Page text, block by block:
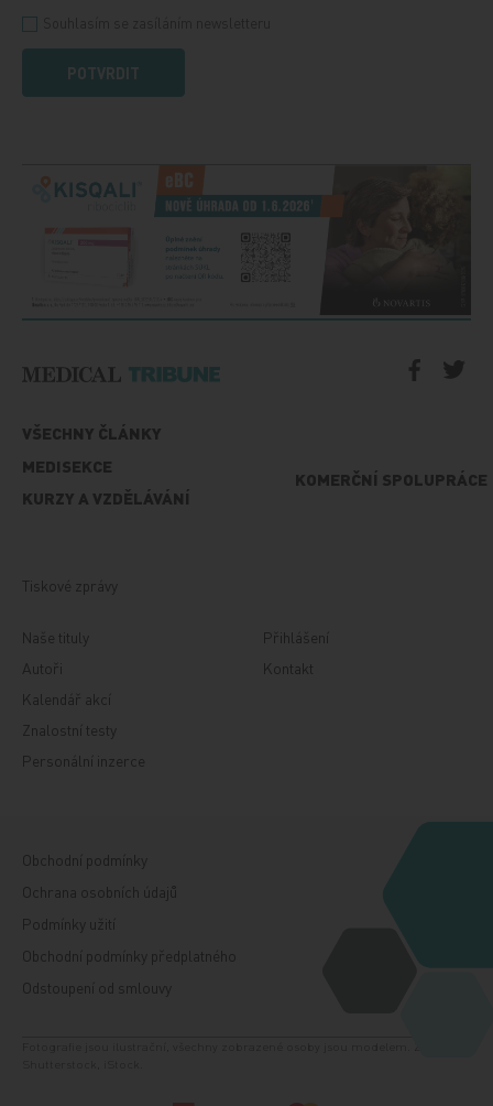
POTVRDIT
VŠECHNY ČLÁNKY
MEDISEKCE
KURZY A VZDĚLÁVÁNÍ
KOMERČNÍ SPOLUPRÁCE
Tiskové zprávy
Naše tituly
Autoři
Kalendář akcí
Znalostní testy
Personální inzerce
Přihlášení
Kontakt
Obchodní podmínky
Ochrana osobních údajů
Podmínky užití
Obchodní podmínky předplatného
Odstoupení od smlouvy